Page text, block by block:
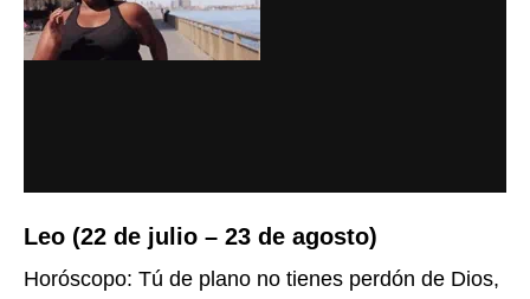
Leo (22 de julio – 23 de agosto)
Horóscopo: Tú de plano no tienes perdón de Dios,